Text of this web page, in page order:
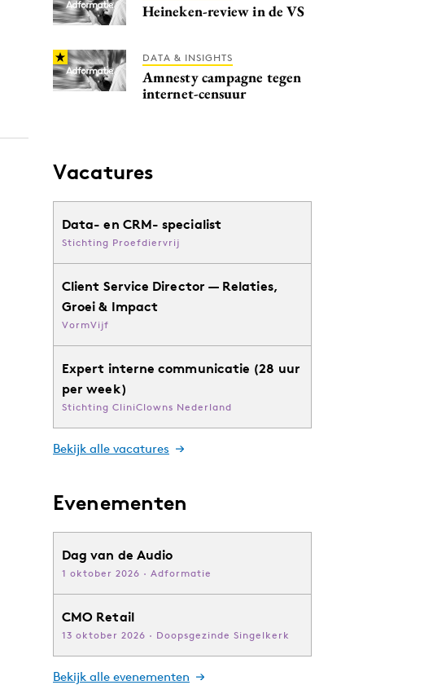
Heineken-review in de VS
DATA & INSIGHTS
Amnesty campagne tegen
internet-censuur
Vacatures
Data- en CRM- specialist
Stichting Proefdiervrij
Client Service Director — Relaties,
Groei & Impact
VormVijf
Expert interne communicatie (28 uur
per week)
Stichting CliniClowns Nederland
Bekijk alle vacatures
Evenementen
Dag van de Audio
1 oktober 2026 · Adformatie
CMO Retail
13 oktober 2026 · Doopsgezinde Singelkerk
Bekijk alle evenementen